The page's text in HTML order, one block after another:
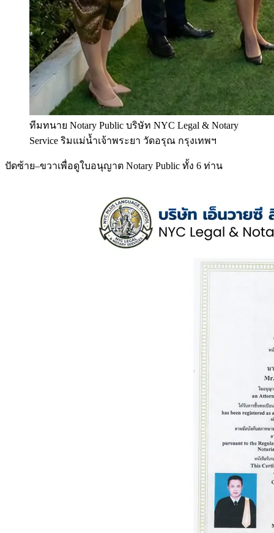
ทีมทนาย Notary Public บริษัท NYC Legal & Notary
Service ริมแม่น้ำเจ้าพระยา วัดอรุณ กรุงเทพฯ
ปัดซ้าย–ขวาเพื่อดูใบอนุญาต Notary Public ทั้ง 6 ท่าน